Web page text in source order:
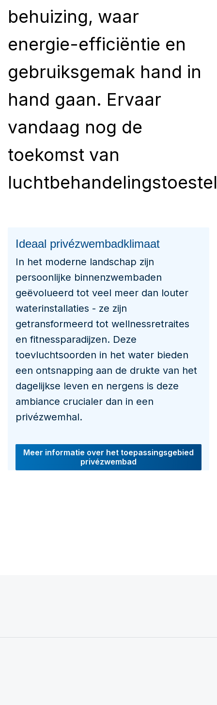
behuizing, waar
energie-efficiëntie en
gebruiksgemak hand in
hand gaan. Ervaar
vandaag nog de
toekomst van
Ideaal privézwembadklimaat
In het moderne landschap zijn
persoonlijke binnenzwembaden
geëvolueerd tot veel meer dan louter
waterinstallaties - ze zijn
getransformeerd tot wellnessretraites
en fitnessparadijzen. Deze
toevluchtsoorden in het water bieden
een ontsnapping aan de drukte van het
dagelijkse leven en nergens is deze
ambiance crucialer dan in een
privézwemhal.
Meer informatie over het toepassingsgebied
privézwembad